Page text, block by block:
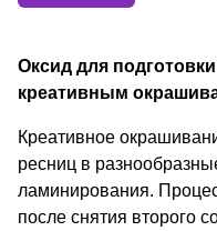
Оксид для
креативным
Креативное
ресниц в
ламинирования.
после снятия второго